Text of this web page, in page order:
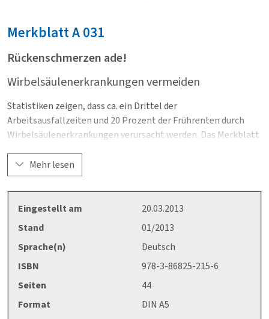
MerkblattA 031
Rückenschmerzen ade!
Wirbelsäulenerkrankungen vermeiden
Statistiken zeigen, dass ca. ein Drittel der
Arbeitsausfallzeiten und 20 Prozent der Frührenten durch
Wirbelsäulenerkrankungen verursacht werden. Das Merkblatt
Führungskräfte, Betriebsärzte, Fachkräfte für
Arbeitssicherheit und Sicherheitsbeauftragte dabei, sich zu
dem Thema Wirbelsäulenerkrankungen zu informieren, die
Arbeitsbedingungen im Betrieb in Hinblick auf diese
Mehr lesen
Eingestellt am
20.03.2013
Stand
01/2013
Sprache(n)
Deutsch
ISBN
978-3-86825-215-6
Seiten
44
Format
DIN A5